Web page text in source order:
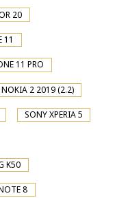
20
11
11 PRO
NOKIA 2 2019 (2.2)
SONY XPERIA 5
K50
8